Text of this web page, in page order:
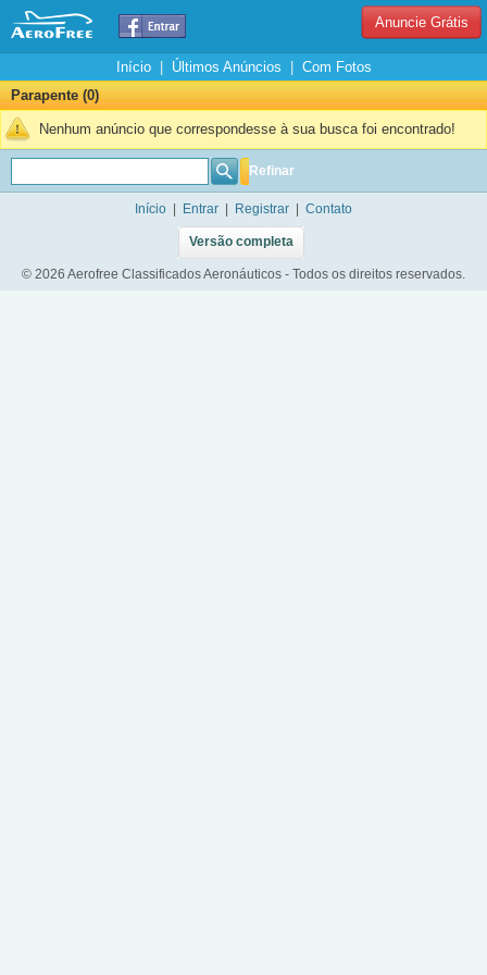
Anuncie Grátis
Início| Últimos Anúncios
Com Fotos
Parapente (0)
Nenhum anúncio que correspondesse à sua busca foi encontrado!
Refinar
Início Entrar Registrar Contato
Versão completa
© 2026 Aerofree Classificados Aeronáuticos - Todos os direitos reservados.